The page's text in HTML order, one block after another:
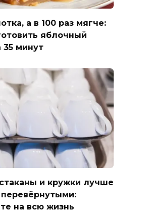
а в 100 раз мягче:
яблочный
35 минут
и кружки лучше
перевёрнутыми:
на всю жизнь